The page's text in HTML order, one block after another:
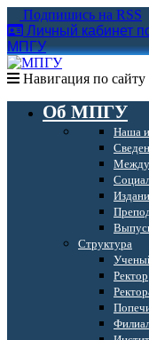
Подпишись на RSS
Личный кабинет
МПГУ
Навигация по сайту
Об МПГУ
Наша
Структура
Ректор